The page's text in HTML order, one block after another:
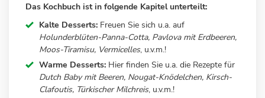
Das Kochbuch ist in folgende Kapitel unterteilt:
Kalte Desserts:Freuen Sie sich u.a. auf
Holunderblüten-Panna-Cotta, Pavlova mit Erdbeeren,
Moos-Tiramisu, Vermicelles, u.v.m.!
Warme Desserts: Hier finden Sie u.a. die Rezepte für
Dutch Baby mit Beeren, Nougat-Knödelchen, Kirsch-
Clafoutis, Türkischer Milchreis, u.v.m.!